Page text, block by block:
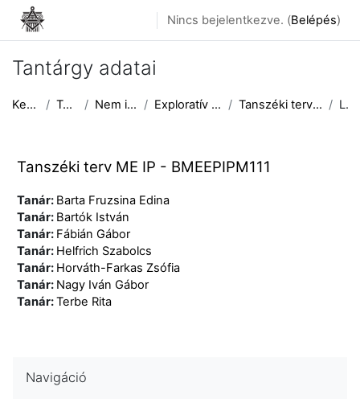
Tovább a fő tartalomhoz
Nincs bejelentkezve. (Belépés)
Tantárgy adatai
Kezdőoldal Tantárgyak Nem induló tárgyak Exploratív Építészeti Tanszék Tanszéki terv ME IP - BMEEPIPM111 Leírás
Tanszéki terv ME IP - BMEEPIPM111
Tanár: Barta Fruzsina Edina
Tanár: Bartók István
Tanár: Fábián Gábor
Tanár: Helfrich Szabolcs
Tanár: Horváth-Farkas Zsófia
Tanár: Nagy Iván Gábor
Tanár:Terbe Rita
Navigáció